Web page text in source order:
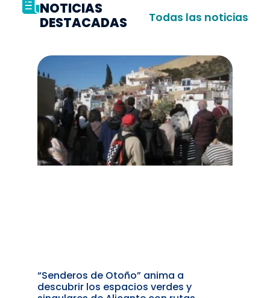
NOTICIAS
DESTACADAS
Todas las noticias
“Senderos de Otoño” anima a
descubrir los espacios verdes y